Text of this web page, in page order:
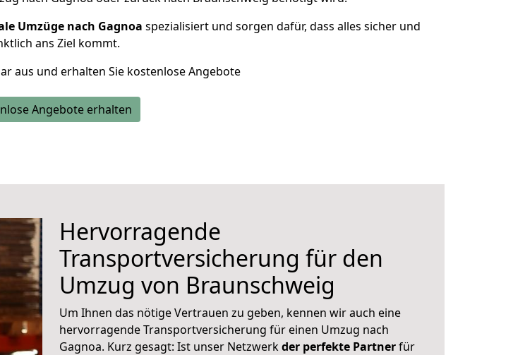
Umzüge nach Gagnoa spezialisiert und sorgen dafür, dass alles sicher und
ans Ziel kommt.
aus und erhalten Sie kostenlose Angebote
Angebote erhalten
Hervorragende
Transportversicherung für den
Umzug von Braunschweig
Um Ihnen das nötige Vertrauen zu geben, kennen wir auch eine
hervorragende Transportversicherung für einen Umzug nach
Gagnoa. Kurz gesagt: Ist unser Netzwerkder perfekte Partnerfür